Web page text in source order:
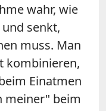
wahr, wie
senkt,
muss. Man
kombinieren,
Einatmen
meiner" beim